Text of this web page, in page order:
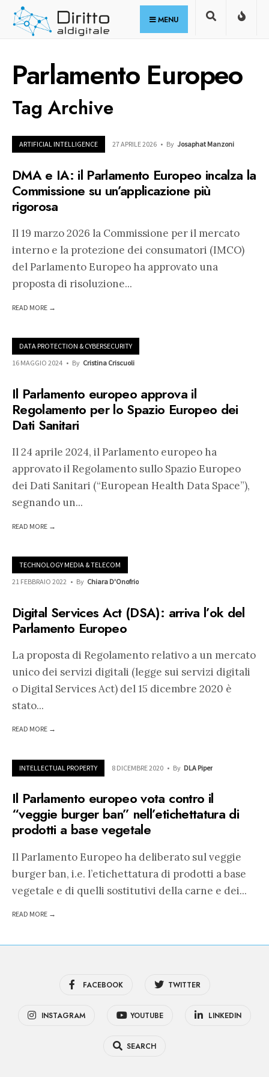
Skip
MENU
Parlamento Europeo
Tag Archive
ARTIFICIAL INTELLIGENCE 27 APRILE 2026 • By Josaphat Manzoni
DMA e IA: il Parlamento Europeo incalza la
Commissione su un’applicazione più
rigorosa
Il 19 marzo 2026 la Commissione per il mercato
interno e la protezione dei consumatori (IMCO)
del Parlamento Europeo ha approvato una
proposta di risoluzione...
READ MORE →
DATA PROTECTION & CYBERSECURITY
16 MAGGIO 2024 • By Cristina Criscuoli
Il Parlamento europeo approva il
Regolamento per lo Spazio Europeo dei
Dati Sanitari
Il 24 aprile 2024, il Parlamento europeo ha
approvato il Regolamento sullo Spazio Europeo
dei Dati Sanitari (“European Health Data Space”),
segnando un...
READ MORE →
TECHNOLOGY MEDIA & TELECOM
21 FEBBRAIO 2022 • By Chiara D'Onofrio
Digital Services Act (DSA): arriva l’ok del
Parlamento Europeo
La proposta di Regolamento relativo a un mercato
unico dei servizi digitali (legge sui servizi digitali
o Digital Services Act) del 15 dicembre 2020 è
stato...
READ MORE →
INTELLECTUAL PROPERTY 8 DICEMBRE 2020 • By DLA Piper
Il Parlamento europeo vota contro il
“veggie burger ban” nell’etichettatura di
prodotti a base vegetale
Il Parlamento Europeo ha deliberato sul veggie
burger ban, i.e. l’etichettatura di prodotti a base
vegetale e di quelli sostitutivi della carne e dei...
READ MORE →
FACEBOOK TWITTER
INSTAGRAM YOUTUBE LINKEDIN
SEARCH